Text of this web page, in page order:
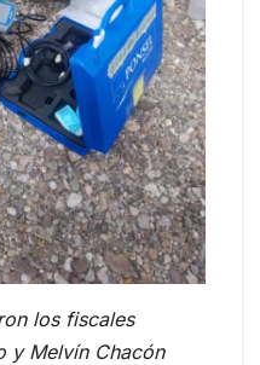
los fiscales
y Melvín Chacón